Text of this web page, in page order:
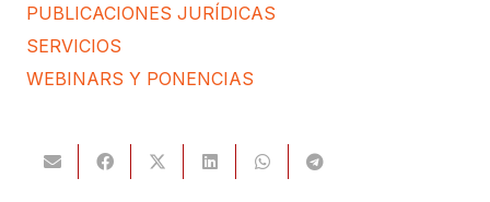
PUBLICACIONES JURÍDICAS
SERVICIOS
WEBINARS Y PONENCIAS